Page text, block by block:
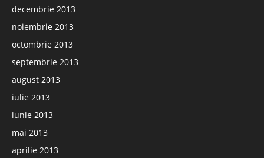
decembrie 2013
noiembrie 2013
octombrie 2013
septembrie 2013
august 2013
iulie 2013
iunie 2013
mai 2013
aprilie 2013